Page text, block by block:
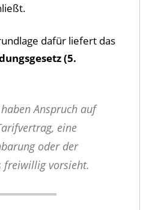
dafür liefert das
(5.
Anspruch auf
eine
oder der
freiwillig vorsieht.